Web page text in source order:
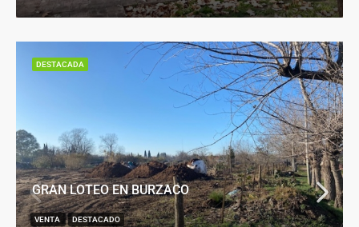
GRAN LOTEO EN BURZACO
VENTA DESTACADO
DESTACADA